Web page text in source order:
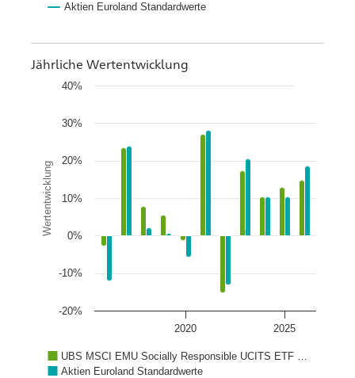
Aktien Euroland Standardwerte
Jährliche Wertentwicklung
Wertentwicklung
UBS MSCI EMU Socially Responsible UCITS ETF …
Aktien Euroland Standardwerte
2020 2025
-20%
-10%
0%
10%
20%
30%
40%